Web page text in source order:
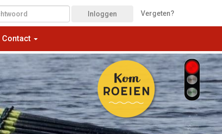
Inloggen Vergeten?
Contact